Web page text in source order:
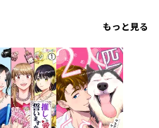
もっと見る